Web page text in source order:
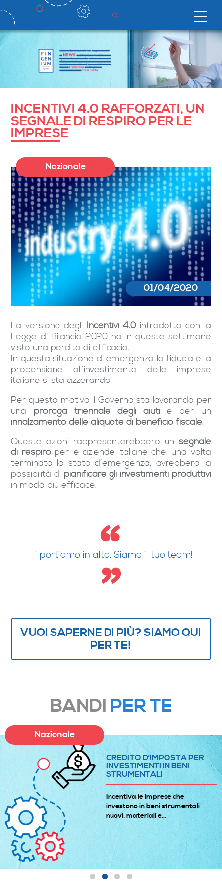
INCENTIVI 4.0 RAFFORZATI, UN
SEGNALE DI RESPIRO PER LE
IMPRESE
Nazionale
01/04/2020
La versione degli Incentivi 4.0 introdotta con la
Legge di Bilancio 2020 ha in queste settimane
visto una perdita di efficacia.
In questa situazione di emergenza la fiducia e la
propensione all’investimento delle imprese
italiane si sta azzerando.
Per questo motivo il Governo sta lavorando per
una proroga triennale degli aiuti e per un
innalzamento delle aliquote di beneficio fiscale.
Queste azioni rappresenterebbero un segnale
di respiro per le aziende italiane che, una volta
terminato lo stato d’emergenza, avrebbero la
possibilità di pianificare gli investimenti produttivi
in modo più efficace.
Ti portiamo in alto. Siamo il tuo team!
VUOI SAPERNE DI PIÙ? SIAMO QUI
PER TE!
BANDI PER TE
Nazionale
CREDITO D’IMPOSTA PER
INVESTIMENTI IN BENI
STRUMENTALI
Incentiva le imprese che
investono in beni strumentali
nuovi, materiali e...